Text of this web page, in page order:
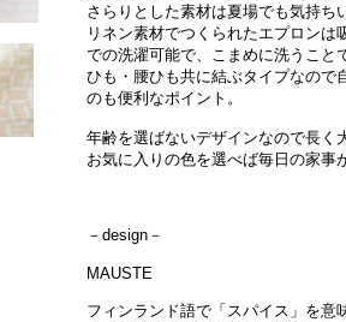
さらりとした素材は夏場でも気持ち
リネン素材でつくられたエプロン
での洗濯可能で、こまめに洗うこと
ひも・腰ひも共に結ぶタイプなので
のも便利なポイント。
年齢を選ばないデザインなので長く
お気に入りの色を選べば毎日の家事
－design－
MAUSTE
フィンランド語で「スパイス」を意